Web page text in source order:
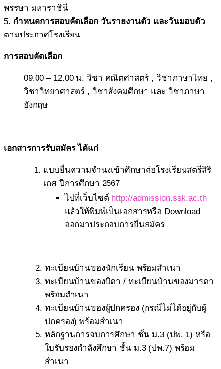
พรรษา มหาราชินี
5. กำหนดการสอบคัดเลือก วันรายงานตัว และวันมอบตัว
ตามประกาศโรงเรียน
การสอบคัดเลือก
09.00 – 12.00 น. วิชา คณิตศาสตร์ , วิชาภาษาไทย ,
วิชาวิทยาศาสตร์ , วิชาสังคมศึกษา และ วิชาภาษา
อังกฤษ
เอกสารการรับสมัครได้แก่
แบบยื่นความจำนงเข้าศึกษาต่อโรงเรียนสตรีสิริ
เกศ ปีการศึกษา 2567
ไปที่เว็บไซต์ http://admission.ssk.ac.th
แล้วให้พิมพ์เป็นเอกสารหรือ Download
ออกมาประกอบการยื่นสมัคร
ทะเบียนบ้านของนักเรียน พร้อมสำเนา
ทะเบียนบ้านของบิดา / ทะเบียนบ้านของมารดา
พร้อมสำเนา
ทะเบียนบ้านของผู้ปกครอง (กรณีไม่ได้อยู่กับผู้
ปกครอง) พร้อมสำเนา
หลักฐานการจบการศึกษา ชั้น ม.3 (ปพ. 1) หรือ
ใบรับรองกำลังศึกษา ชั้น ม.3 (ปพ.7) พร้อม
สำเนา